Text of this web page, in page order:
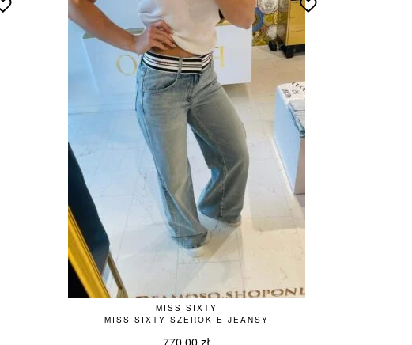
MISS SIXTY
MISS SIXTY SZEROKIE JEANSY
770,00zł